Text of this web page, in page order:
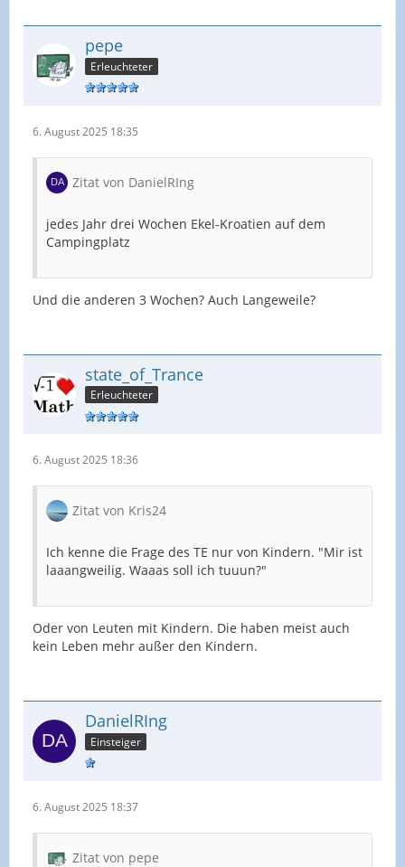
pepe
Erleuchteter
6. August 2025 18:35
Zitat von DanielRIng
jedes Jahr drei Wochen Ekel-Kroatien auf dem
Campingplatz
Und die anderen 3 Wochen? Auch Langeweile?
state_of_Trance
Erleuchteter
6. August 2025 18:36
Zitat von Kris24
Ich kenne die Frage des TE nur von Kindern. "Mir ist
laaangweilig. Waaas soll ich tuuun?"
Oder von Leuten mit Kindern. Die haben meist auch
kein Leben mehr außer den Kindern.
DanielRIng
Einsteiger
6. August 2025 18:37
Zitat von pepe